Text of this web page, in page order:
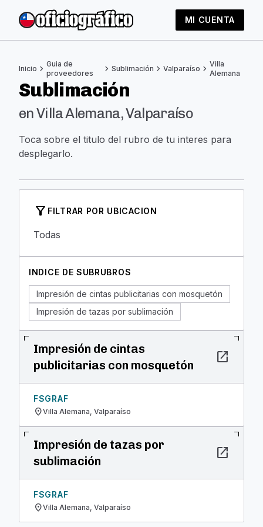
MI CUENTA
Inicio chevron_right Guia de
proveedores
chevron_right Sublimación chevron_right Valparaíso chevron_right Villa
Alemana
Sublimación
en Villa Alemana, Valparaíso
Toca sobre el titulo del rubro de tu interes para
desplegarlo.
filter_alt FILTRAR POR UBICACION
Todas
INDICE DE SUBRUBROS
Impresión de cintas publicitarias con mosquetón
Impresión de tazas por sublimación
Impresión de cintas
publicitarias con mosquetón
open_in_new
FSGRAF
location_onVilla Alemana, Valparaíso
Impresión de tazas por
sublimación
open_in_new
FSGRAF
location_onVilla Alemana, Valparaíso